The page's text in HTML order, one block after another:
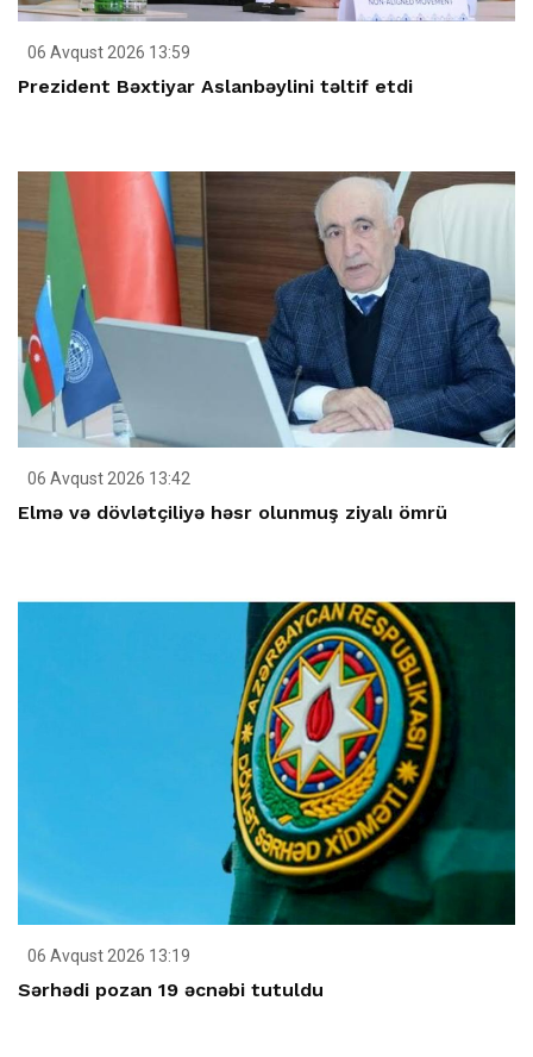
06 Avqust 2026 13:59
Prezident Bəxtiyar Aslanbəylini təltif etdi
06 Avqust 2026 13:42
Elmə və dövlətçiliyə həsr olunmuş ziyalı ömrü
06 Avqust 2026 13:19
Sərhədi pozan 19 əcnəbi tutuldu